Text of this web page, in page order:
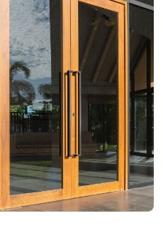
от 8-ли лет)
контролем